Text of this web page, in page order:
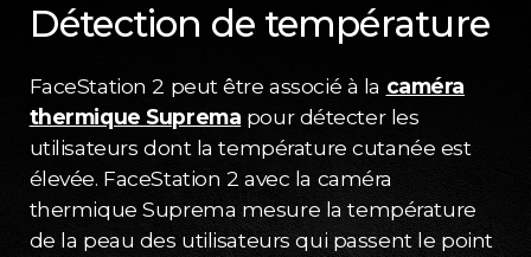
Détection de température
FaceStation 2 peut être associé à la caméra
thermique Suprema pour détecter les
utilisateurs dont la température cutanée est
élevée. FaceStation 2 avec la caméra
thermique Suprema mesure la température
de la peau des utilisateurs qui passent le point